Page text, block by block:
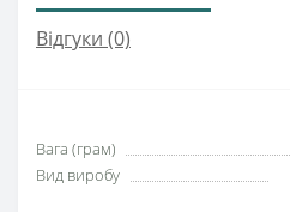
Відгуки (0)
Вага (грам)
Вид виробу